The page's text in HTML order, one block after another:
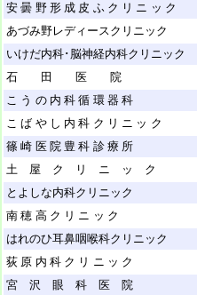
安曇野形成皮ふクリニック
あづみ野レディースクリニック
いけだ内科･脳神経内科クリニック
石田医院
こうの内科循環器科
こばやし内科クリニック
篠崎医院豊科診療所
土屋クリニック
とよしな内科クリニック
南穂高クリニック
はれのひ耳鼻咽喉科クリニック
荻原内科クリニック
宮沢眼科医院